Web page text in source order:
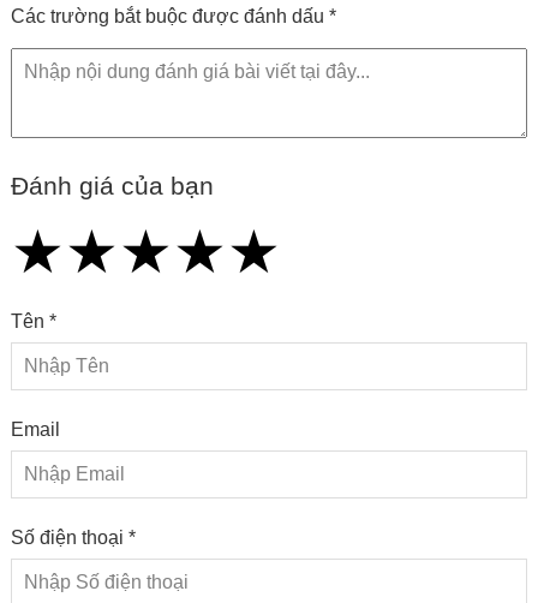
Các trường bắt buộc được đánh dấu *
Đánh giá của bạn
★
★★
★★★
★★★★
★★★★★
Tên *
Email
Số điện thoại *